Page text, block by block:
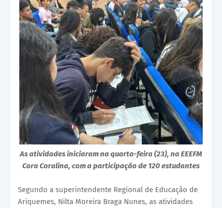
As atividades iniciaram na quarta-feira (23), na EEEFM
Cora Coralina, com a participação de 120 estudantes
Segundo a superintendente Regional de Educação de
Ariquemes, Nilta Moreira Braga Nunes, as atividades